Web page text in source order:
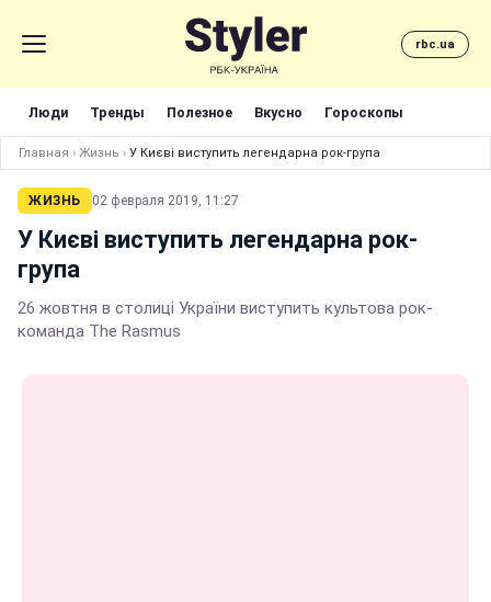
rbc.ua
Люди Тренды Полезное Вкусно Гороскопы
Главная › Жизнь › У Києві виступить легендарна рок-група
ЖИЗНЬ 02 февраля 2019, 11:27
У Києві виступить легендарна рок-
група
26 жовтня в столиці України виступить культова рок-
команда The Rasmus